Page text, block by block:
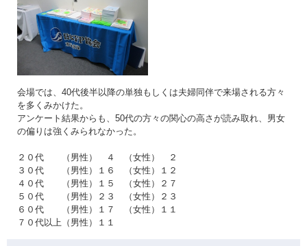
会場では、40代後半以降の単独もしくは夫婦同伴で来場される方々
を多くみかけた。
アンケート結果からも、50代の方々の関心の高さが読み取れ、男女
の偏りは強くみられなかった。
２０代 （男性） ４ （女性） ２
３０代 （男性）１６ （女性）１２
４０代 （男性）１５ （女性）２７
５０代 （男性）２３ （女性）２３
６０代 （男性）１７ （女性）１１
７０代以上（男性）１１